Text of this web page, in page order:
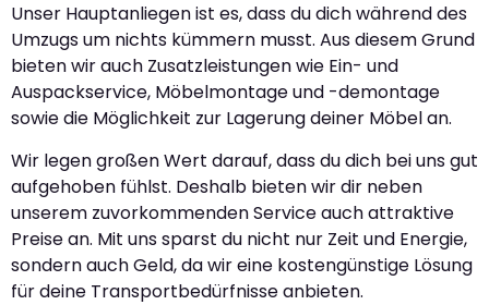
Unser Hauptanliegen ist es, dass du dich während des
Umzugs um nichts kümmern musst. Aus diesem Grund
bieten wir auch Zusatzleistungen wie Ein- und
Auspackservice, Möbelmontage und -demontage
sowie die Möglichkeit zur Lagerung deiner Möbel an.
Wir legen großen Wert darauf, dass du dich bei uns gut
aufgehoben fühlst. Deshalb bieten wir dir neben
unserem zuvorkommenden Service auch attraktive
Preise an. Mit uns sparst du nicht nur Zeit und Energie,
sondern auch Geld, da wir eine kostengünstige Lösung
für deine Transportbedürfnisse anbieten.